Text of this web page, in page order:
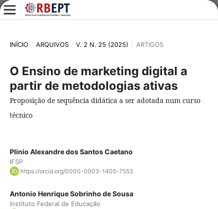
INÍCIO / ARQUIVOS / V. 2 N. 25 (2025) / ARTIGOS
O Ensino de marketing digital a
partir de metodologias ativas
Proposição de sequência didática a ser adotada num curso
técnico
Plinio Alexandre dos Santos Caetano
IFSP
https://orcid.org/0000-0003-1405-7553
Antonio Henrique Sobrinho de Sousa
Instituto Federal de Educação